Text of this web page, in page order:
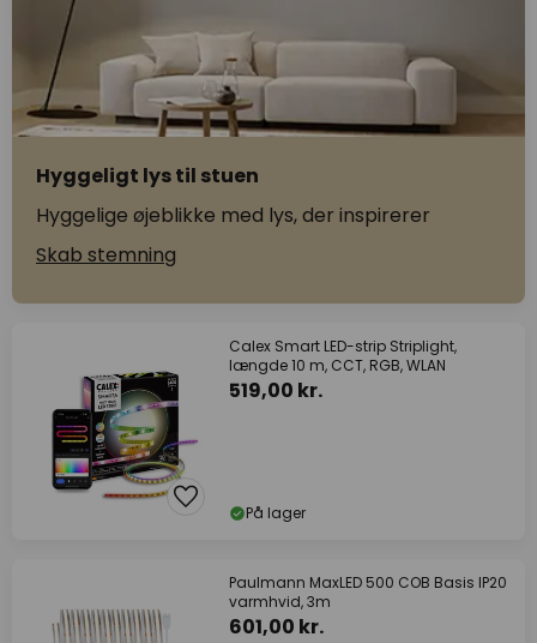
Hyggeligt lys til stuen
Hyggelige øjeblikke med lys, der inspirerer
Skab stemning
Calex Smart LED-strip Striplight,
længde 10 m, CCT, RGB, WLAN
519,00 kr.
På lager
Paulmann MaxLED 500 COB Basis IP20
varmhvid, 3m
601,00 kr.